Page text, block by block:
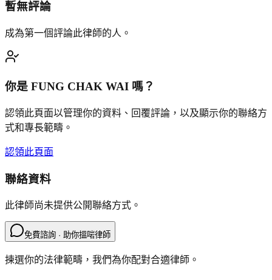
暫無評論
成為第一個評論此律師的人。
你是 FUNG CHAK WAI 嗎？
認領此頁面以管理你的資料、回覆評論，以及顯示你的聯絡方
式和專長範疇。
認領此頁面
聯絡資料
此律師尚未提供公開聯絡方式。
免費諮詢 · 助你搵啱律師
揀選你的法律範疇，我們為你配對合適律師。